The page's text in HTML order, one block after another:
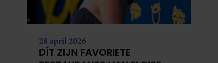
28 april 2026
DÍT ZIJN FAVORIETE